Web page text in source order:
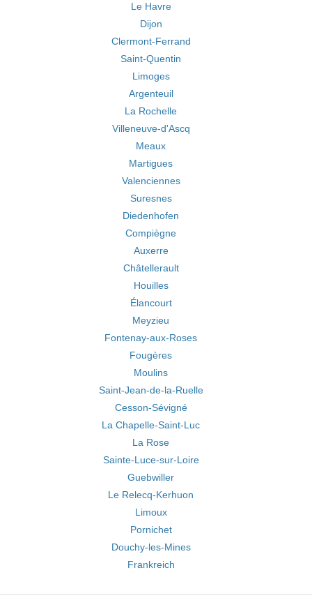
Le Havre
Dijon
Clermont-Ferrand
Saint-Quentin
Limoges
Argenteuil
La Rochelle
Villeneuve-d'Ascq
Meaux
Martigues
Valenciennes
Suresnes
Diedenhofen
Compiègne
Auxerre
Châtellerault
Houilles
Élancourt
Meyzieu
Fontenay-aux-Roses
Fougères
Moulins
Saint-Jean-de-la-Ruelle
Cesson-Sévigné
La Chapelle-Saint-Luc
La Rose
Sainte-Luce-sur-Loire
Guebwiller
Le Relecq-Kerhuon
Limoux
Pornichet
Douchy-les-Mines
Frankreich